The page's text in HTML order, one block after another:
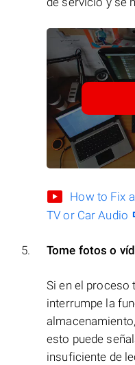
How to Fix
TV or Car Audio
Tome fotos o
Si en el
interrumpe la
esto puede
insuficiente de